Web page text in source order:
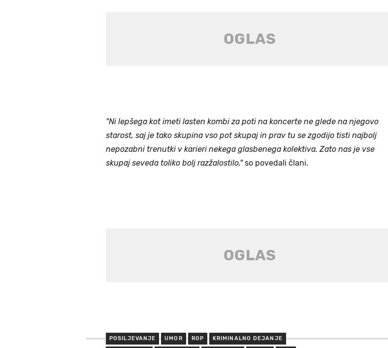
"Ni lepšega kot imeti lasten kombi za poti na koncerte ne glede na njegovo
starost, saj je tako skupina vso pot skupaj in prav tu se zgodijo tisti najbolj
nepozabni trenutki v karieri nekega glasbenega kolektiva. Zato nas je vse
skupaj seveda toliko bolj razžalostilo,"so povedali člani.
POSILJEVANJE UMOR ROP KRIMINALNO DEJANJE